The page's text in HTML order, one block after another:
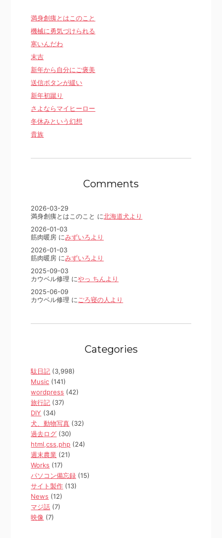
満身創痍とはこのこと
機械に勇気づけられる
寒いんだわ
末吉
新年から自分にご褒美
送信ボタンが緩い
新年初蹴り
さよならマイヒーロー
冬休みという幻想
貴族
Comments
2026-03-29
満身創痍とはこのこと に北海道犬より
2026-01-03
筋肉暖房 にみずいろより
2026-01-03
筋肉暖房 にみずいろより
2025-09-03
カウベル修理 にやっ ちんより
2025-06-09
カウベル修理 に ごろ寝の人より
Categories
駄日記 (3,998)
Music (141)
wordpress (42)
旅行記 (37)
DIY (34)
犬、動物写真 (32)
過去ログ (30)
html,css,php (24)
週末農業 (21)
Works (17)
パソコン備忘録 (15)
サイト製作 (13)
News (12)
マジ話 (7)
映像 (7)